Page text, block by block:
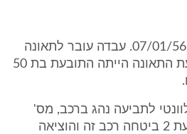
1. התובעת הינה ילידת 07/01/56. עבדה עובר לתאונה
כטבחית בבית מלון. בעת התאונה הייתה התובעת בת 50
הרלוונטי לתביעה נהג ברכב, מס'
רישוי 29-199-29. נתבעת 2 ביטחה רכב זה והוציאה